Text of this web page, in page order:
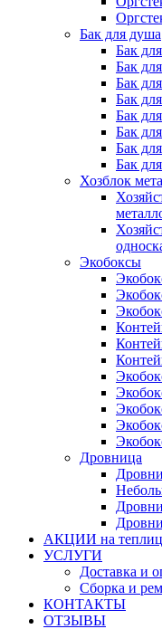
Бак для душа
Бак
Бак
Бак
Бак
Бак
Бак
Бак
Бак
Хозблок
Экобоксы
Дровница
АКЦИИ на
УСЛУГИ
Доставка и
Сборка и
КОНТАКТЫ
ОТЗЫВЫ